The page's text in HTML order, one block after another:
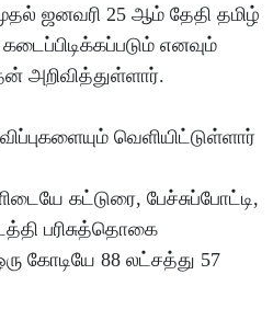
ஜனவரி 25 ஆம் தேதி தமிழ்
எனவும்
அறிவித்துள்ளார்.
வெளியிட்டுள்ளார்
கட்டுரை, பேச்சுப்போட்டி,
பரிசுத்தொகை
கோடியே 88 லட்சத்து 57